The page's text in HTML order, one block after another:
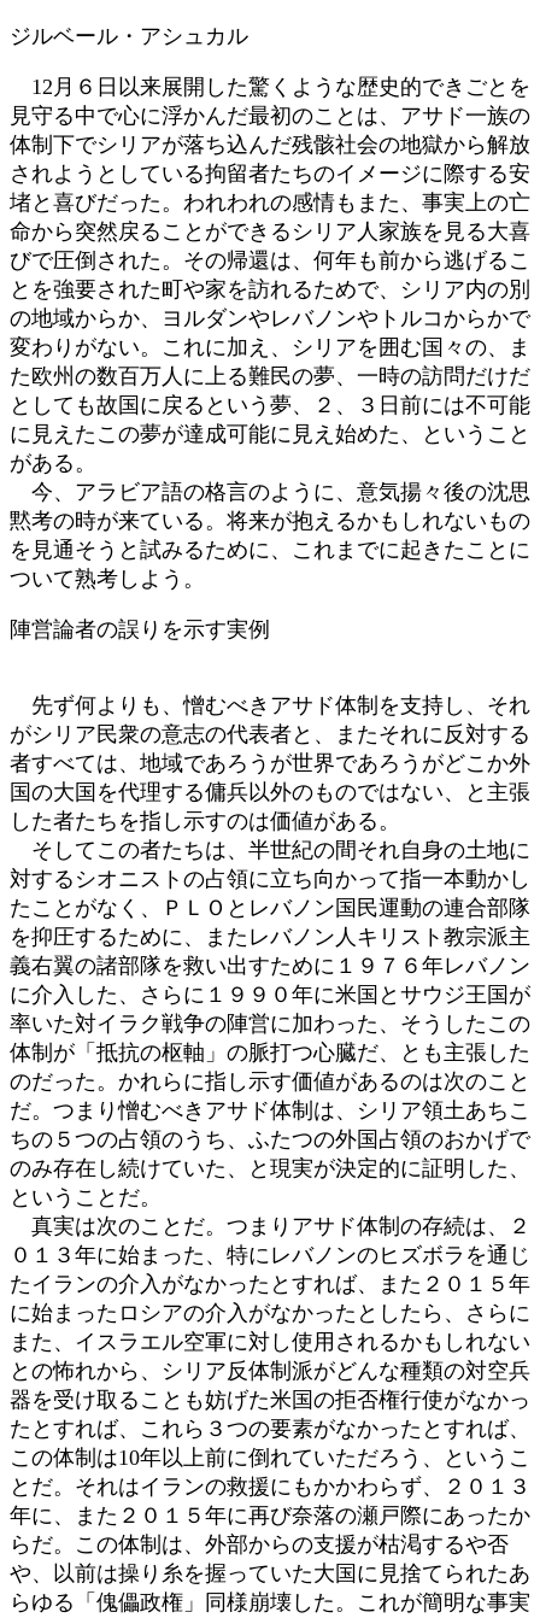
:
ジルベール・アシュカル
12月６日以来展開した驚くような歴史的できごとを
見守る中で心に浮かんだ最初のことは、アサド一族の
体制下でシリアが落ち込んだ残骸社会の地獄から解放
されようとしている拘留者たちのイメージに際する安
堵と喜びだった。われわれの感情もまた、事実上の亡
命から突然戻ることができるシリア人家族を見る大喜
びで圧倒された。その帰還は、何年も前から逃げるこ
とを強要された町や家を訪れるためで、シリア内の別
の地域からか、ヨルダンやレバノンやトルコからかで
変わりがない。これに加え、シリアを囲む国々の、ま
た欧州の数百万人に上る難民の夢、一時の訪問だけだ
としても故国に戻るという夢、２、３日前には不可能
に見えたこの夢が達成可能に見え始めた、ということ
がある。
今、アラビア語の格言のように、意気揚々後の沈思
黙考の時が来ている。将来が抱えるかもしれないもの
を見通そうと試みるために、これまでに起きたことに
ついて熟考しよう。
陣営論者の誤りを示す実例
先ず何よりも、憎むべきアサド体制を支持し、それ
がシリア民衆の意志の代表者と、またそれに反対する
者すべては、地域であろうが世界であろうがどこか外
国の大国を代理する傭兵以外のものではない、と主張
した者たちを指し示すのは価値がある。
そしてこの者たちは、半世紀の間それ自身の土地に
対するシオニストの占領に立ち向かって指一本動かし
たことがなく、ＰＬＯとレバノン国民運動の連合部隊
を抑圧するために、またレバノン人キリスト教宗派主
義右翼の諸部隊を救い出すために１９７６年レバノン
に介入した、さらに１９９０年に米国とサウジ王国が
率いた対イラク戦争の陣営に加わった、そうしたこの
体制が「抵抗の枢軸」の脈打つ心臓だ、とも主張した
のだった。かれらに指し示す価値があるのは次のこと
だ。つまり憎むべきアサド体制は、シリア領土あちこ
ちの５つの占領のうち、ふたつの外国占領のおかげで
のみ存在し続けていた、と現実が決定的に証明した、
ということだ。
真実は次のことだ。つまりアサド体制の存続は、２
０１３年に始まった、特にレバノンのヒズボラを通じ
たイランの介入がなかったとすれば、また２０１５年
に始まったロシアの介入がなかったとしたら、さらに
また、イスラエル空軍に対し使用されるかもしれない
との怖れから、シリア反体制派がどんな種類の対空兵
器を受け取ることも妨げた米国の拒否権行使がなかっ
たとすれば、これら３つの要素がなかったとすれば、
この体制は10年以上前に倒れていただろう、というこ
とだ。それはイランの救援にもかかわらず、２０１３
年に、また２０１５年に再び奈落の瀬戸際にあったか
らだ。この体制は、外部からの支援が枯渇するや否
や、以前は操り糸を握っていた大国に見捨てられたあ
らゆる「傀儡政権」同様崩壊した。これが簡明な事実